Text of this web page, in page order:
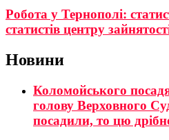
Робота у Тернополі:
статистів центру
Новини
Коломойського
голову Верховного
посадили, то цю